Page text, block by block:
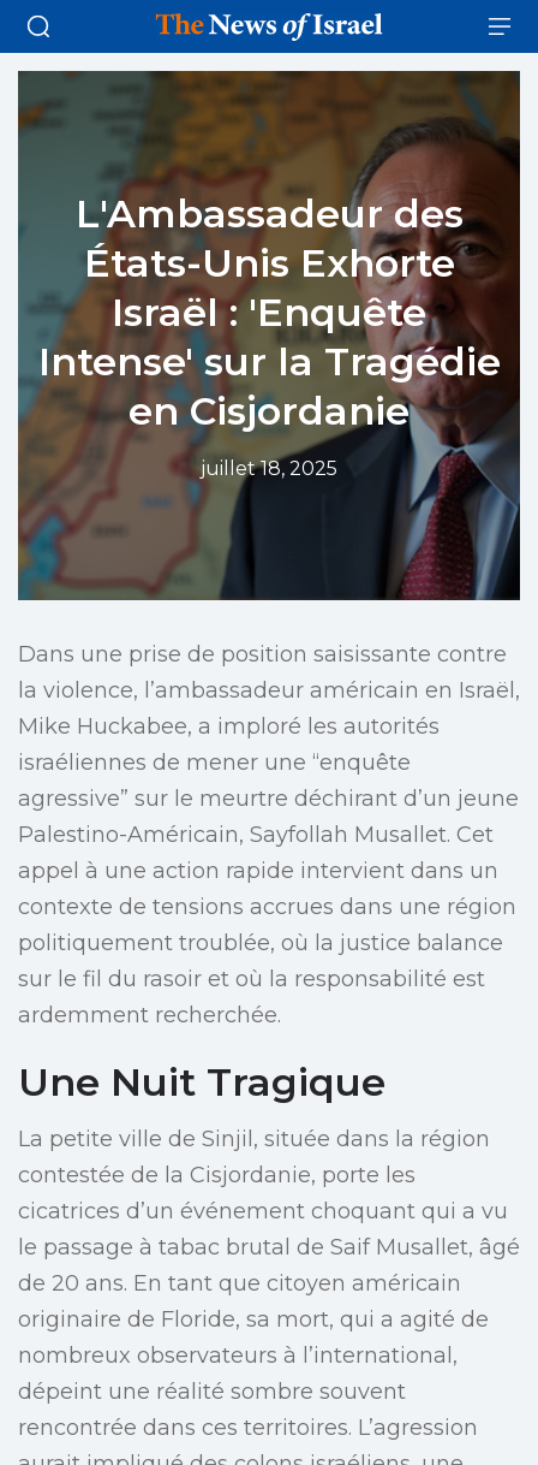
L'Ambassadeur des
États-Unis Exhorte
Israël : 'Enquête
Intense' sur la Tragédie
en Cisjordanie
juillet 18, 2025
Dans une prise de position saisissante contre
la violence, l’ambassadeur américain en Israël,
Mike Huckabee, a imploré les autorités
israéliennes de mener une “enquête
agressive” sur le meurtre déchirant d’un jeune
Palestino-Américain, Sayfollah Musallet. Cet
appel à une action rapide intervient dans un
contexte de tensions accrues dans une région
politiquement troublée, où la justice balance
sur le fil du rasoir et où la responsabilité est
ardemment recherchée.
Une Nuit Tragique
La petite ville de Sinjil, située dans la région
contestée de la Cisjordanie, porte les
cicatrices d’un événement choquant qui a vu
le passage à tabac brutal de Saif Musallet, âgé
de 20 ans. En tant que citoyen américain
originaire de Floride, sa mort, qui a agité de
nombreux observateurs à l’international,
dépeint une réalité sombre souvent
rencontrée dans ces territoires. L’agression